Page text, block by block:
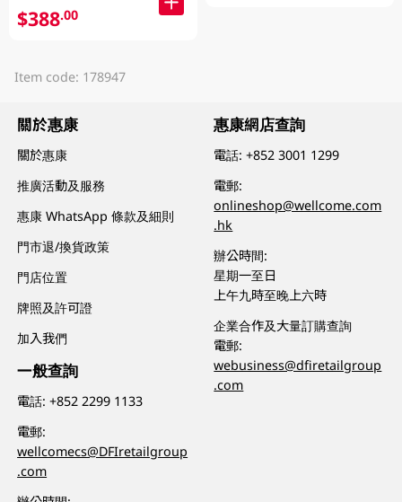
$388.00
Item code: 178947
關於惠康
關於惠康
推廣活動及服務
惠康 WhatsApp 條款及細則
門市退/換貨政策
門店位置
牌照及許可證
加入我們
一般查詢
電話:+852 2299 1133
電郵:
wellcomecs@DFIretailgroup
.com
惠康網店查詢
電話:+852 3001 1299
電郵:
onlineshop@wellcome.com
.hk
辦公時間:
星期一至日
上午九時至晚上六時
企業合作及大量訂購查詢
電郵:
webusiness@dfiretailgroup
.com